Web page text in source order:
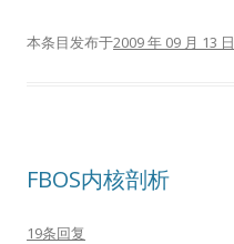
本条目发布于2009 年 09 月 13 日
FBOS内核剖析
19条回复